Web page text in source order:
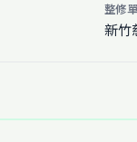
整修
新竹